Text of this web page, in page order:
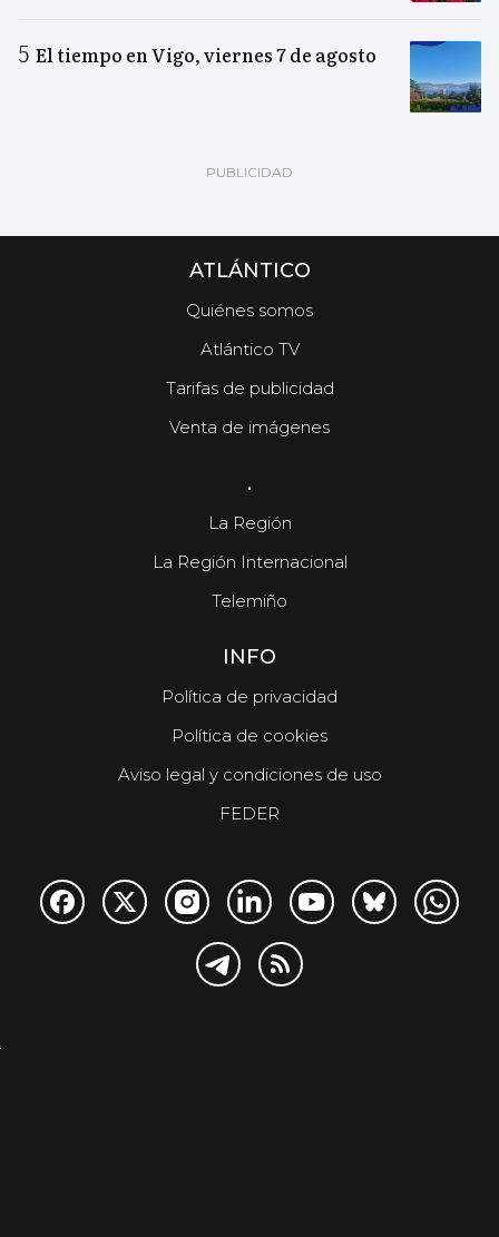
El tiempo en Vigo, viernes 7 de agosto
ATLÁNTICO
Quiénes somos
Atlántico TV
Tarifas de publicidad
Venta de imágenes
.
La Región
La Región Internacional
Telemiño
INFO
Política de privacidad
Política de cookies
Aviso legal y condiciones de uso
FEDER